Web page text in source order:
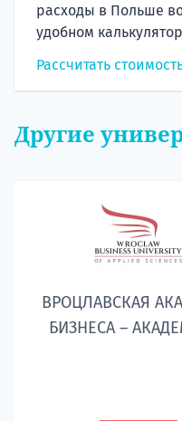
расходы в Польше
удобном
Рассчитать
Другие
ВРОЦЛАВСКАЯ
БИЗНЕСА –